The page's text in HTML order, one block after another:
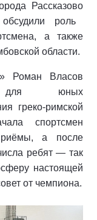
Рассказово
роль
а также
области.
Роман Власов
для юных
греко‑римской
спортсмен
а после
ребят — так
настоящей
от чемпиона.